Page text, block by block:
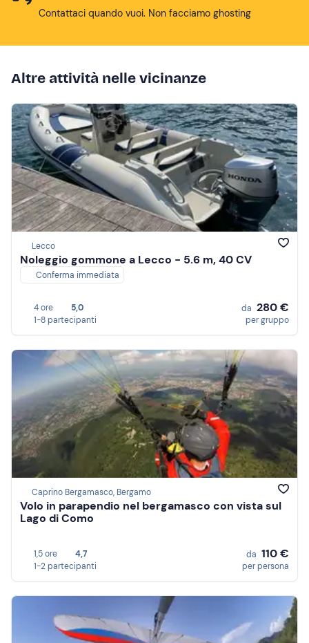
Contattaci quando vuoi. Non facciamo ghosting
Altre attività nelle vicinanze
Lecco
Noleggio gommone a Lecco - 5.6 m, 40 CV
Conferma immediata
4 ore
5,0
1-8 partecipanti
da 280 €
per gruppo
Caprino Bergamasco, Bergamo
Volo in parapendio nel bergamasco con vista sul
Lago di Como
1,5 ore
4,7
1-2 partecipanti
da 110 €
per persona